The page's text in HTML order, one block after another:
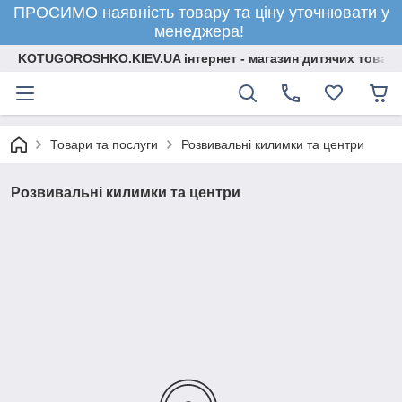
ПРОСИМО наявність товару та ціну уточнювати у
менеджера!
KOTUGOROSHKO.KIEV.UA інтернет - магазин дитячих
Товари та послуги Розвивальні килимки та центри
Розвивальні килимки та центри